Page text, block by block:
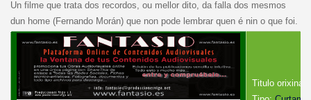
Un filme que trata dos recordos, ou mellor dito, da falla dos mesmos
dun home (Fernando Morán) que non pode lembrar quen é nin o que foi.
Titulo orixinal: